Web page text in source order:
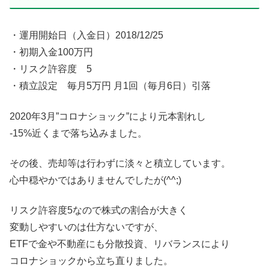
・運用開始日（入金日）2018/12/25
・初期入金100万円
・リスク許容度 5
・積立設定 毎月5万円 月1回（毎月6日）引落
2020年3月”コロナショック”により元本割れし
-15%近くまで落ち込みました。
その後、売却等は行わずに淡々と積立しています。
心中穏やかではありませんでしたが(^^;)
リスク許容度5なので株式の割合が大きく
変動しやすいのは仕方ないですが、
ETFで金や不動産にも分散投資、リバランスにより
コロナショックから立ち直りました。